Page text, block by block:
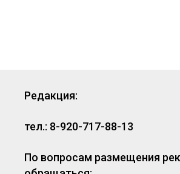
Редакция:
тел.: 8-920-717-88-13
По вопросам размещения